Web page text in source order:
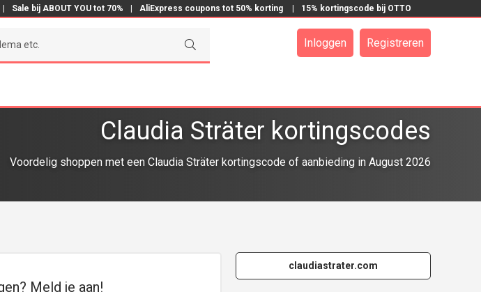
Sale bij ABOUT YOU tot 70% AliExpress coupons tot 50% korting 15% kortingscode bij OTTO
Inloggen Registreren
Claudia Sträter kortingscodes
Voordelig shoppen met een Claudia Sträter kortingscode of aanbieding in August 2026
Meld je aan!
claudiastrater.com